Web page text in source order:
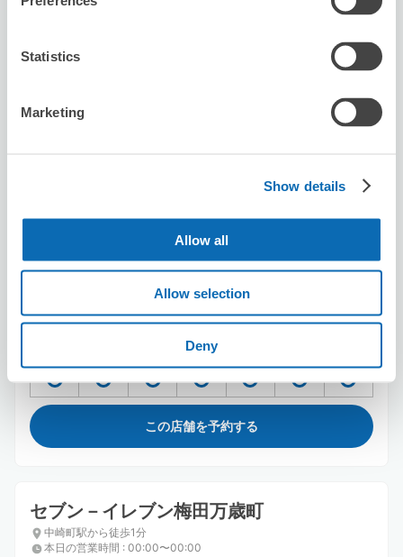
Statistics
Marketing
Show details
Allow all
Allow selection
Deny
カラオケまねきねこ 阪急東通り2号店
梅田駅から徒歩2分
スーツケースサイズ:7 バッグサイズ:0
空き時間
この店舗を予約する
セブン－イレブン梅田万歳町
中崎町駅から徒歩1分
本日の営業時間 : 00:00〜00:00